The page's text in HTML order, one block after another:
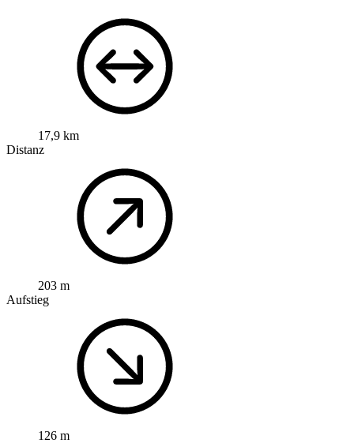
17,9 km
Distanz
203 m
Aufstieg
126 m